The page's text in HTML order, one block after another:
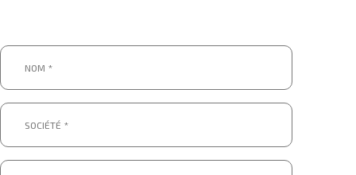
Nom
Société
Email